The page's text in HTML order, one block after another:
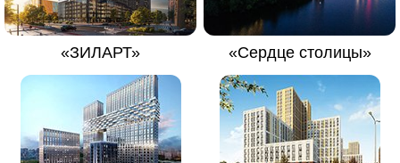
«ЗИЛАРТ» «Сердце столицы»